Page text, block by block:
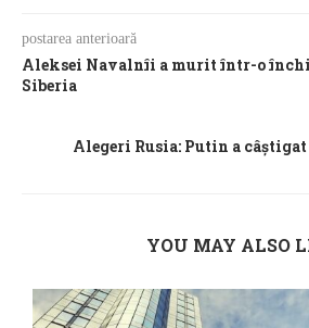
postarea anterioară
Aleksei Navalnîi a murit într-o
Siberia
Alegeri Rusia: Putin a
YOU MAY ALSO